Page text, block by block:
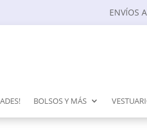
ENVÍOS
BOLSOS Y MÁS